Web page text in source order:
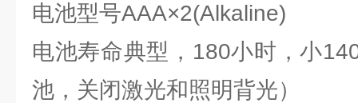
电池型号AAA×2(Alkaline)
电池寿命典型，180小时，小
池，关闭激光和照明背光）